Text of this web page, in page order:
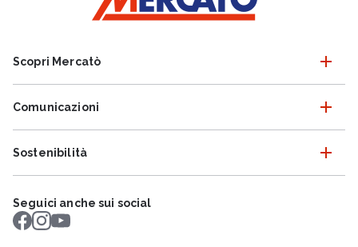
Scopri Mercatò
Comunicazioni
Sostenibilità
Seguici anche sui social